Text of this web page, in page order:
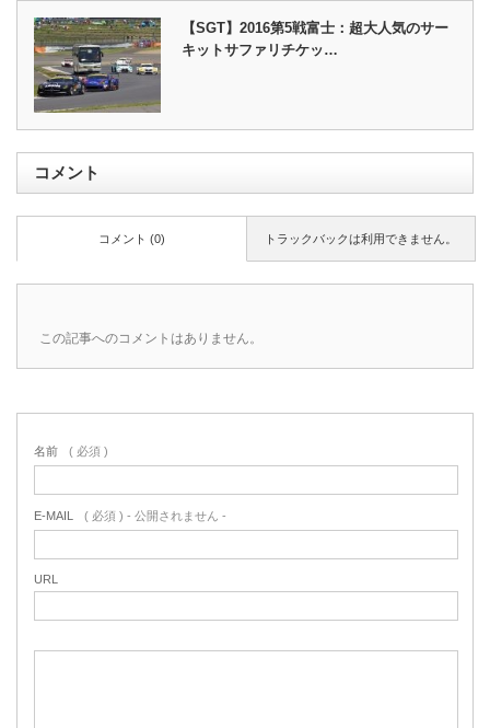
【SGT】2016第5戦富士：超大人気のサー
キットサファリチケッ…
コメント
トラックバックは利用できません。
コメント (0)
この記事へのコメントはありません。
名前 ( 必須 )
E-MAIL ( 必須 ) - 公開されません -
URL